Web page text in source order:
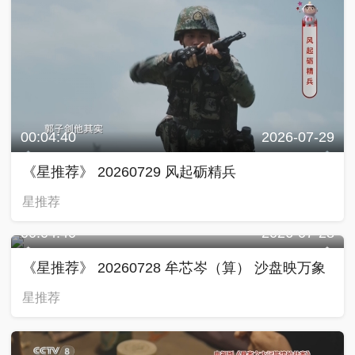
00:04:40 2026-07-29
《星推荐》 20260729 风起砺精兵
星推荐
00:04:40 2026-07-28
《星推荐》 20260728 牟芯岑（算） 沙盘映万象
星推荐